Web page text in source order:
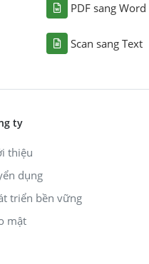
PDF sang Word
Scan sang Text
ty
thiệu
dụng
triển bền vững
mật